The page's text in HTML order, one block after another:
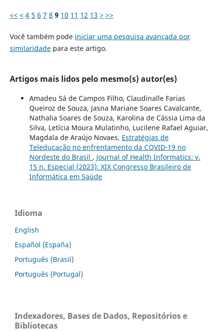
<< < 4 5 6 7 8 9 10 11 12 13 > >>
Você também pode iniciar uma pesquisa avançada por
similaridadepara este artigo.
Artigos mais lidos pelo mesmo(s) autor(es)
Amadeu Sá de Campos Filho, Claudinalle Farias
Queiroz de Souza, Jasna Mariane Soares Cavalcante,
Nathalia Soares de Souza, Karolina de Cássia Lima da
Silva, Letícia Moura Mulatinho, Lucilene Rafael Aguiar,
Magdala de Araújo Novaes, Estratégias de
Teleducação no enfrentamento da COVID-19 no
Nordeste do Brasil , Journal of Health Informatics: v.
15 n. Especial (2023): XIX Congresso Brasileiro de
Informática em Saúde
Idioma
English
Español (España)
Português (Brasil)
Português (Portugal)
Indexadores, Bases de Dados, Repositórios e
Bibliotecas